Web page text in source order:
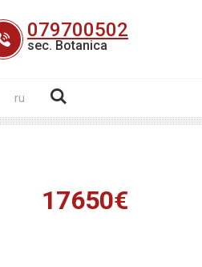
079700502
sec. Botanica
ru
17650€